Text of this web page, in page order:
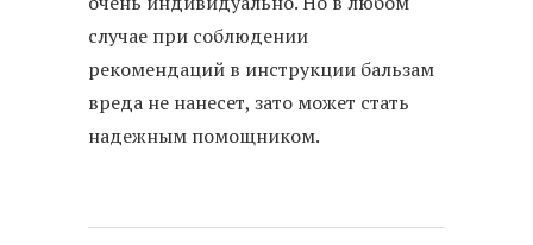
случае при соблюдении
рекомендаций в инструкции бальзам
вреда не нанесет, зато может стать
надежным помощником.